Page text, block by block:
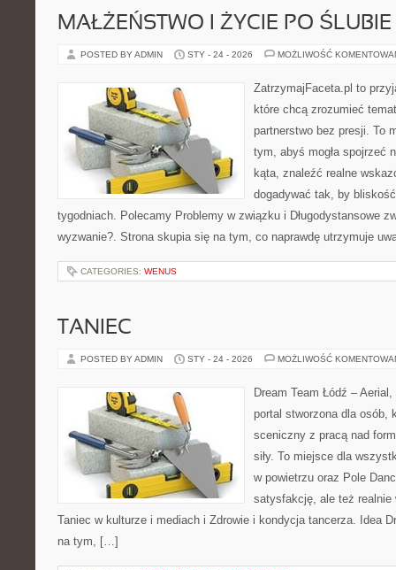
MAŁŻEŃSTWO I ŻYCIE PO ŚLUBIE
POSTED BY ADMIN STY - 24 - 2026 MOŻLIWOŚĆ
ZatrzymajFaceta.pl to
które chcą zrozumieć
partnerstwo bez presji. To
tym, abyś mogła spojrzeć
kąta, znaleźć realne
dogadywać tak, by
tygodniach. Polecamy Problemy w związku i Długodystansowe
wyzwanie?. Strona skupia się na tym, co naprawdę utrzymuje
CATEGORIES: WENUS
TANIEC
POSTED BY ADMIN STY - 24 - 2026 MOŻLIWOŚĆ
Dream Team Łódź –
portal stworzona dla osób,
sceniczny z pracą nad
siły. To miejsce dla
w powietrzu oraz Pole
satysfakcję, ale też realnie
Taniec w kulturze i mediach i Zdrowie i kondycja tancerza. Idea
na tym, […]